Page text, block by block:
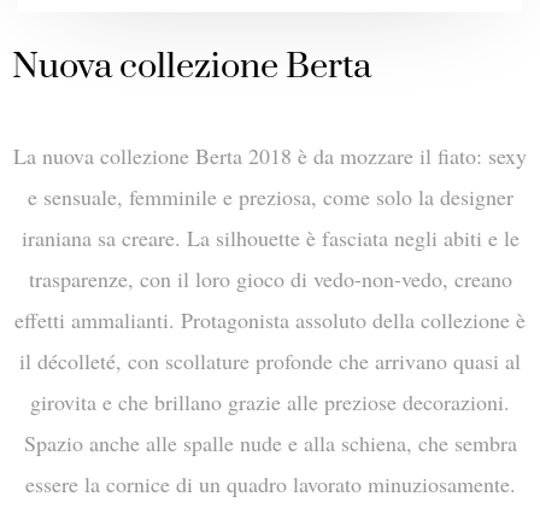
Nuova collezione Berta
La nuova collezione Berta 2018 è da mozzare il fiato: sexy
e sensuale, femminile e preziosa, come solo la designer
iraniana sa creare. La silhouette è fasciata negli abiti e le
trasparenze, con il loro gioco di vedo-non-vedo, creano
effetti ammalianti. Protagonista assoluto della collezione è
il décolleté, con scollature profonde che arrivano quasi al
girovita e che brillano grazie alle preziose decorazioni.
Spazio anche alle spalle nude e alla schiena, che sembra
essere la cornice di un quadro lavorato minuziosamente.